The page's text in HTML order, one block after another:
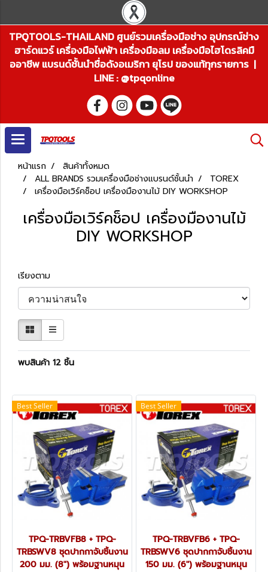
TPQTOOLS-THAILAND ศูนย์รวมเครื่องมือช่าง อุปกรณ์ช่าง
ฮาร์ดแวร์ เครื่องมือไฟฟ้า เครื่องมือลม เครื่องมือไฮโดรลิคมื
ออาชีพ แบรนด์ชั้นนำชื่อดังอเมริกา ยุโรป ของแท้ทุกรายการ |
LINE : @tpqonline
หน้าแรก
สินค้าทั้งหมด
ALL BRANDS รวมเครื่องมือช่างแบรนด์ชั้นนำ
TOREX
เครื่องมือเวิร์คช็อป เครื่องมืองานไม้ DIY WORKSHOP
เครื่องมือเวิร์คช็อป เครื่องมืองานไม้
DIY WORKSHOP
เรียงตาม
พบสินค้า 12 ชิ้น
Best Seller
TPQ-TRBVFB8 + TPQ-
TRBSWV8 ชุดปากกาจับชิ้นงาน
200 มม. (8") พร้อมฐานหมุน
Best Seller
TPQ-TRBVFB6 + TPQ-
TRBSWV6 ชุดปากกาจับชิ้นงาน
150 มม. (6") พร้อมฐานหมุน